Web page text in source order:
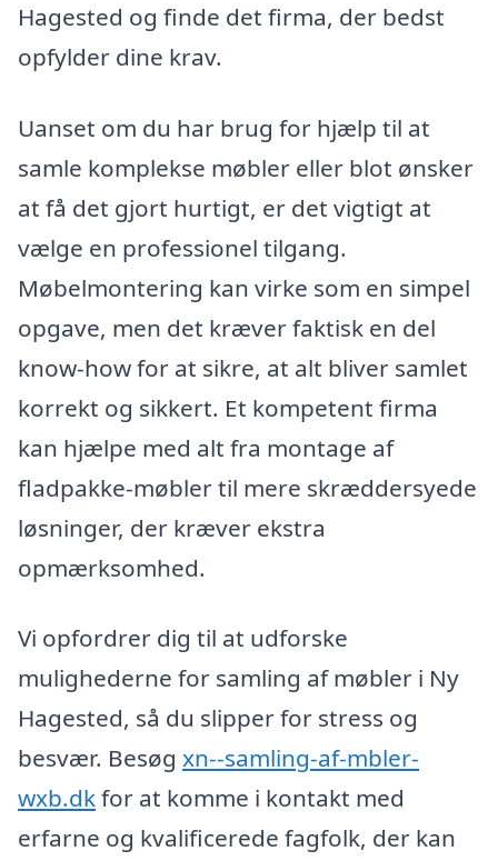
Hagested og finde det firma, der bedst
opfylder dine krav.
Uanset om du har brug for hjælp til at
samle komplekse møbler eller blot ønsker
at få det gjort hurtigt, er det vigtigt at
vælge en professionel tilgang.
Møbelmontering kan virke som en simpel
opgave, men det kræver faktisk en del
know-how for at sikre, at alt bliver samlet
korrekt og sikkert. Et kompetent firma
kan hjælpe med alt fra montage af
fladpakke-møbler til mere skræddersyede
løsninger, der kræver ekstra
opmærksomhed.
Vi opfordrer dig til at udforske
mulighederne for samling af møbler i Ny
Hagested, så du slipper for stress og
besvær. Besøg xn--samling-af-mbler-
wxb.dkfor at komme i kontakt med
erfarne og kvalificerede fagfolk, der kan